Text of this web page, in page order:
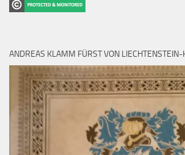
ANDREAS KLAMM FÜRST VON LIECHTENSTEIN-